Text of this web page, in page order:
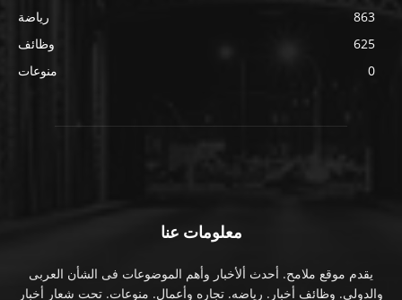
رياضة
863
وظائف
625
منوعات
0
معلومات عنا
يقدم موقع ملامح. أحدث ألأخبار وأهم الموضوعات فى الشأن العربى
والدولى. وظائف أخبار. رياضه. تجاره وأعمال. منوعات. تحت شعار أخبار